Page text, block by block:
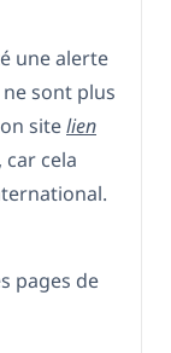
une alerte
sont plus
sitelien
car cela
pages de